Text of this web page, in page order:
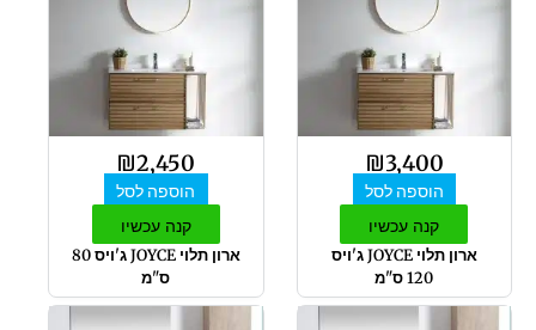
₪3,400
הוספה לסל
קנה עכשיו
ארון תלוי JOYCE ג'ויס
120 ס"מ
₪2,450
הוספה לסל
קנה עכשיו
ארון תלוי JOYCE ג'ויס 80
ס"מ